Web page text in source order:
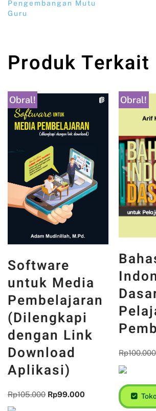
Pengembangan Mutu
Guru
Produk Terkait
Obral!
Software
untuk Media
Pembelajaran
(Dilengkapi
dengan Link
Download
Aplikasi)
Rp105.000 Rp99.000
Obral!
Rp100.000